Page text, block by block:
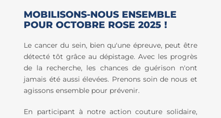
MOBILISONS-NOUS ENSEMBLE
POUR OCTOBRE ROSE 2025 !
Le cancer du sein, bien qu'une épreuve, peut être
détecté tôt grâce au dépistage. Avec les progrès
de la recherche, les chances de guérison n'ont
jamais été aussi élevées. Prenons soin de nous et
agissons ensemble pour prévenir.
En participant à notre action couture solidaire,